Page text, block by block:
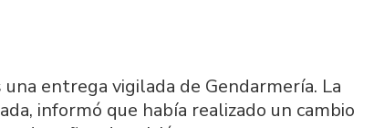
entrega vigilada de Gendarmería. La
informó que había realizado un cambio